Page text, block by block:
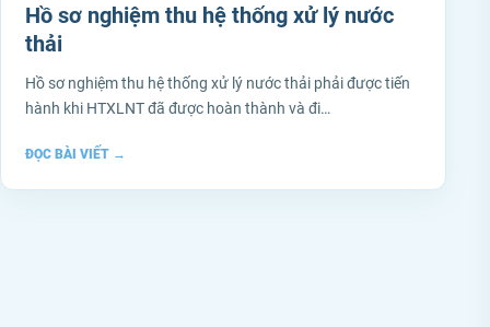
Hồ sơ nghiệm thu hệ thống xử lý nước
thải
Hồ sơ nghiệm thu hệ thống xử lý nước thải phải được tiến
hành khi HTXLNT đã được hoàn thành và đi…
ĐỌC BÀI VIẾT →